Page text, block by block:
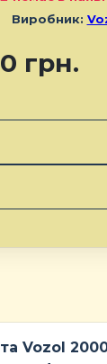
грн.
Виробник:
Vozol